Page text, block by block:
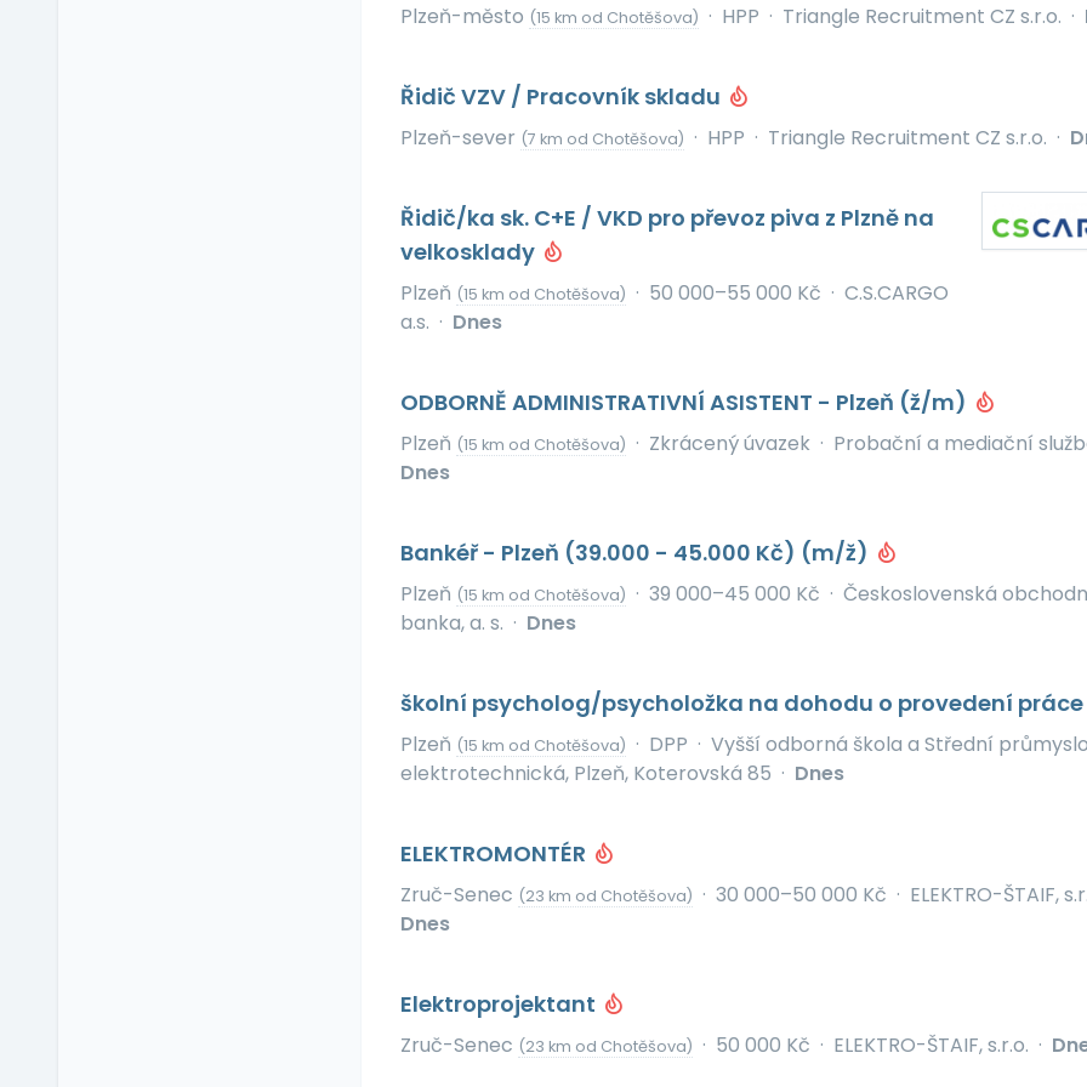
Plzeň-město (15 km od Chotěšova) · HPP · Triangle Recruitment CZ s.r.o. ·
Řidič VZV / Pracovník skladu
Plzeň-sever (7 km od Chotěšova) · HPP · Triangle Recruitment CZ s.r.o. ·
Řidič/ka sk. C+E / VKD pro převoz piva z Plzně na
velkosklady
Plzeň (15 km od Chotěšova) · 50 000–55 000 Kč · C.S.CARGO
a.s. · Dnes
ODBORNĚ ADMINISTRATIVNÍ ASISTENT - Plzeň (ž/m)
Plzeň (15 km od Chotěšova) · Zkrácený úvazek · Probační a mediační
Dnes
Bankéř - Plzeň (39.000 - 45.000 Kč) (m/ž)
Plzeň (15 km od Chotěšova) · 39 000–45 000 Kč · Československá
banka, a. s. · Dnes
školní psycholog/psycholožka na dohodu o provedení práce
Plzeň (15 km od Chotěšova) · DPP · Vyšší odborná škola a Střední
elektrotechnická, Plzeň, Koterovská 85 · Dnes
ELEKTROMONTÉR
Zruč-Senec (23 km od Chotěšova) · 30 000–50 000 Kč · ELEKTRO-ŠTAIF,
Dnes
Elektroprojektant
Zruč-Senec (23 km od Chotěšova) · 50 000 Kč · ELEKTRO-ŠTAIF, s.r.o. ·